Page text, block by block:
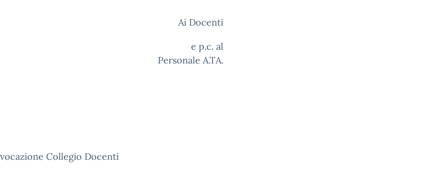
Ai Docenti
p.c. al
Personale A.TA.
Collegio Docenti